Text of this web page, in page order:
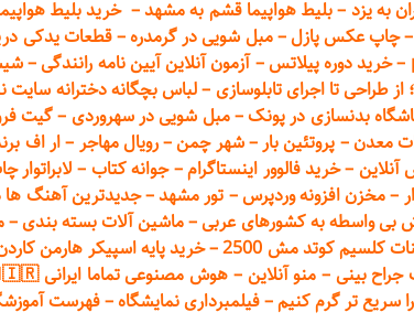
به یزد –بلیط هواپیما قشم به مشهد–خرید بلیط
–چاپ عکس پازل–مبل شویی در گرمدره–قطعاتیدکی
–خرید دورهپیلاتس–آزمون آنلاین آیین نامه رانندگی–
طراحی تا اجرای تابلوسازی –لباس بچگانه دخترانه سایت
بدنسازی در پونک–مبل شویی در سهروردی –گیت
معدن– پروتئین بار –شهر چمن–رویال مهاجر –ار اف
–خرید فالوور اینستاگرام–جوانه کتاب –
–مخزن افزونه وردپرس– تور مشهد–جدیدترین آهنگ
بی واسطه بهکشورهای عربی–ماشین آلات بسته بندی–
کلسیم کوتد مش 2500 –خرید پایه اسپیکر هارمن
جراح بینی – منو آنلاین – هوش مصنوعی تماما ایرانی IranniaN AI🇮🇷
سریع تر گرم کنیم–فیلمبرداری نمایشگاه–فهرست